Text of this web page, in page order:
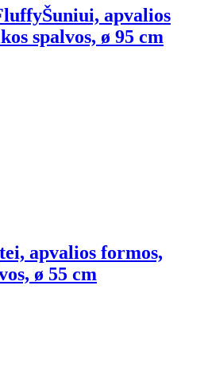
Šuniui, apvalios
spalvos, ø 95 cm
apvalios formos,
ø 55 cm